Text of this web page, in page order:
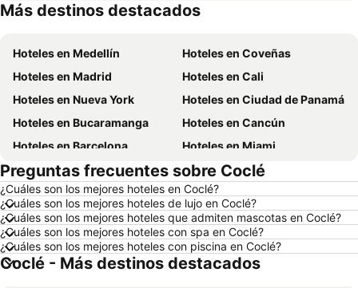
Hoteles en San Andrés, Providencia and Santa Catalina
Hoteles en Panamá
Más destinos destacados
Hoteles en Medellín
Hoteles en Coveñas
Hoteles en Madrid
Hoteles en Cali
Hoteles en Nueva York
Hoteles en Ciudad de Panamá
Hoteles en Bucaramanga
Hoteles en Cancún
Hoteles en Barcelona
Hoteles en Miami
Hoteles en Melgar
Hoteles en París
Hoteles en Ciudad de México
Hoteles en Villavicencio
Hoteles en Roma
Hoteles en Orlando
Hoteles en Villeta
Hoteles en Girardot
Hoteles en Pereira
Hoteles en República Dominicana
Preguntas frecuentes sobre Coclé
¿Cuáles son los mejores hoteles en Coclé?
¿Cuáles son los mejores hoteles de lujo en Coclé?
¿Cuáles son los mejores hoteles que admiten mascotas en Coclé?
¿Cuáles son los mejores hoteles con spa en Coclé?
¿Cuáles son los mejores hoteles con piscina en Coclé?
Coclé - Más destinos destacados